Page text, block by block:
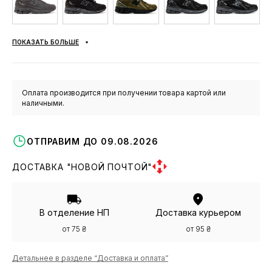
ПОКАЗАТЬ БОЛЬШЕ
Оплата производится при получении товара картой или
наличными.
ОТПРАВИМ ДО 09.08.2026
ДОСТАВКА "НОВОЙ ПОЧТОЙ"
В отделение НП
от 75 ₴
Доставка курьером
от 95 ₴
Детальнее в разделе “Доставка и оплата”